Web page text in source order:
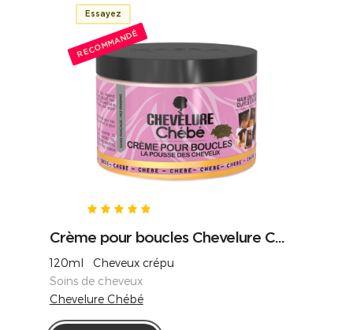
Essayez
RECOMMANDÉ
Crème pour boucles Chevelure C...
120ml Cheveux crépu
Soins de cheveux
Chevelure Chébé